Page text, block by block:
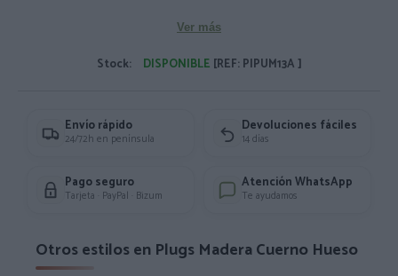
Ver más
Stock: DISPONIBLE [REF: PIPUM13A ]
Envío rápido
24/72h en península
Devoluciones fáciles
14 días
Pago seguro
Tarjeta · PayPal · Bizum
Atención WhatsApp
Te ayudamos
Otros estilos en Plugs Madera Cuerno Hueso